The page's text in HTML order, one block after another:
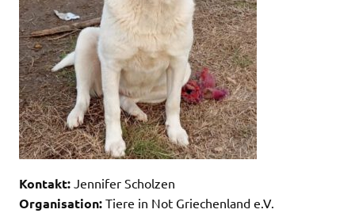
Kontakt: Jennifer Scholzen
Organisation: Tiere in Not Griechenland e.V.